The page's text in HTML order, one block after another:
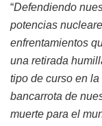
“Defendiendo
potencias
enfrentamientos
una retirada
tipo de curso en
bancarrota de
muerte para el